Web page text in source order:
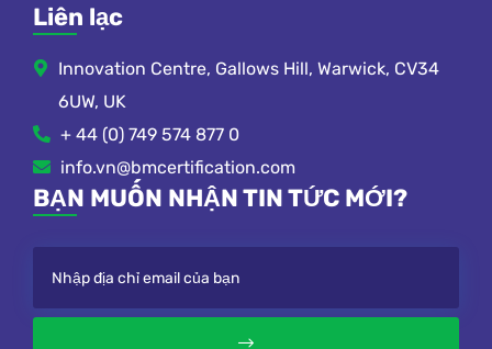
Liên lạc
Innovation Centre, Gallows Hill, Warwick, CV34
6UW, UK
+ 44 (0) 749 574 877 0
info.vn@bmcertification.com
BẠN MUỐN NHẬN TIN TỨC MỚI?